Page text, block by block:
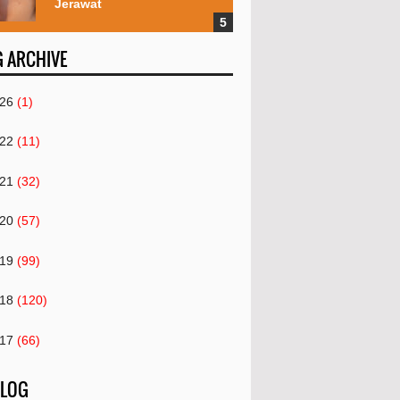
Jerawat
ARCHIVE
(1)
(11)
(32)
(57)
(99)
(120)
(66)
(82)